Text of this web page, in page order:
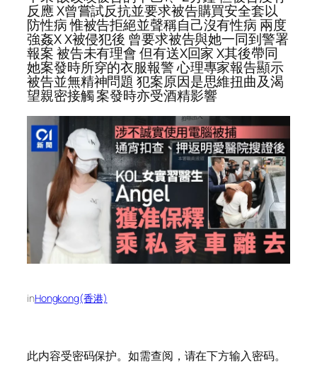
inHongkong(香港)
此内容受密码保护。如需查阅，请在下方输入密码。